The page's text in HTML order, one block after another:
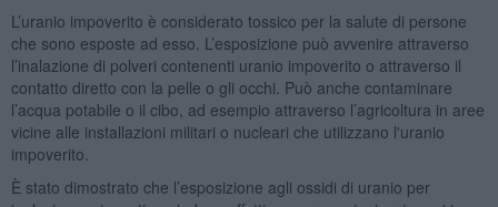
L’uranio impoverito è considerato tossico per la salute di persone
che sono esposte ad esso. L’esposizione può avvenire attraverso
l’inalazione di polveri contenenti uranio impoverito o attraverso il
contatto diretto con la pelle o gli occhi. Può anche contaminare
l’acqua potabile o il cibo, ad esempio attraverso l’agricoltura in aree
vicine alle installazioni militari o nucleari che utilizzano l'uranio
impoverito.
È stato dimostrato che l’esposizione agli ossidi di uranio per